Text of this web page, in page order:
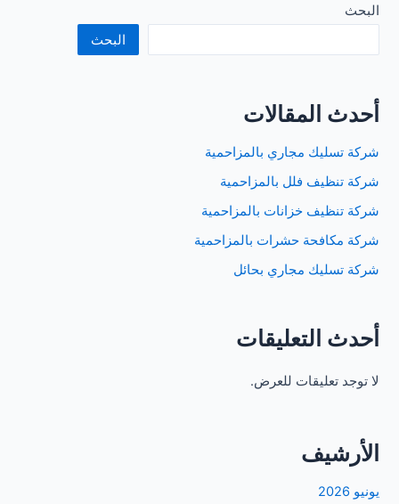
بالرياض
البحث
البحث
أحدث المقالات
شركة تسليك مجاري بالمزاحمية
شركة تنظيف فلل بالمزاحمية
شركة تنظيف خزانات بالمزاحمية
شركة مكافحة حشرات بالمزاحمية
شركة تسليك مجاري بحائل
أحدث التعليقات
لا توجد تعليقات للعرض.
الأرشيف
يونيو 2026